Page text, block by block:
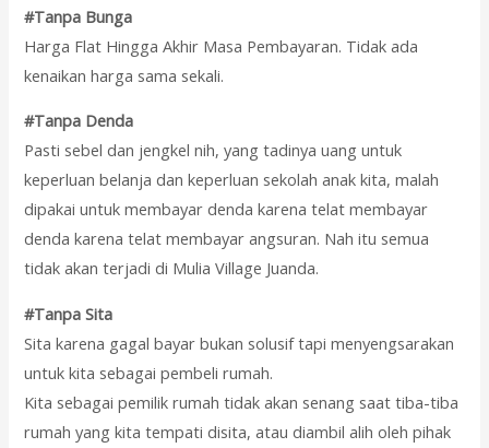
#Tanpa Bunga
Harga Flat Hingga Akhir Masa Pembayaran. Tidak ada
kenaikan harga sama sekali.
#Tanpa Denda
Pasti sebel dan jengkel nih, yang tadinya uang untuk
keperluan belanja dan keperluan sekolah anak kita, malah
dipakai untuk membayar denda karena telat membayar
denda karena telat membayar angsuran. Nah itu semua
tidak akan terjadi di Mulia Village Juanda.
#Tanpa Sita
Sita karena gagal bayar bukan solusif tapi menyengsarakan
untuk kita sebagai pembeli rumah.
Kita sebagai pemilik rumah tidak akan senang saat tiba-tiba
rumah yang kita tempati disita, atau diambil alih oleh pihak